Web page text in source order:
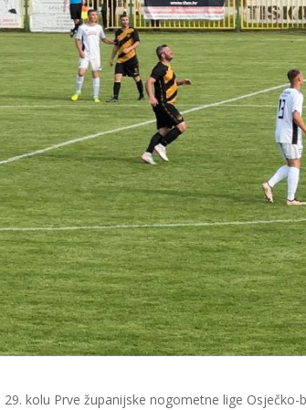
kolu Prve županijske nogometne lige